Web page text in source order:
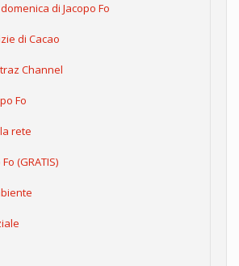
di Jacopo Fo
di Cacao
Channel
Fo
rete
(GRATIS)